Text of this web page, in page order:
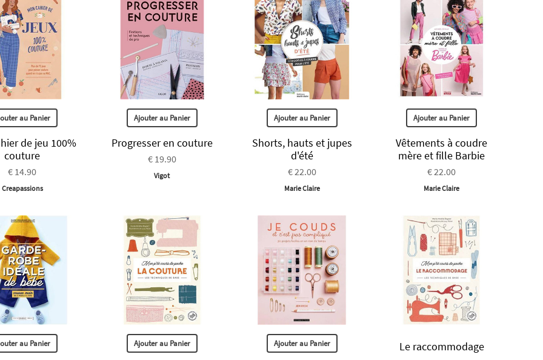
au Panier
de jeu 100%
couture
€ 14.90
Creapassions
Ajouter au Panier
Progresser en couture
€ 19.90
Vigot
Ajouter au Panier
Shorts, hauts et jupes
d'été
€ 22.00
Marie Claire
Ajouter au Panier
Vêtements à coudre
mère et fille Barbie
€ 22.00
Marie Claire
au Panier Ajouter au Panier Ajouter au Panier Le raccommodage